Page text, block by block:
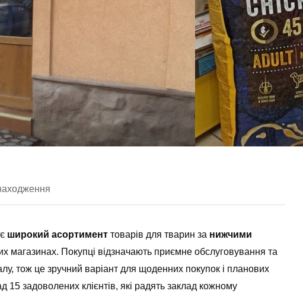
широкий асортимент товарів для тварин за нижчими
магазинах. Покупці відзначають приємне обслуговування та
тож це зручний варіант для щоденних покупок і планових
15 задоволених клієнтів, які радять заклад кожному